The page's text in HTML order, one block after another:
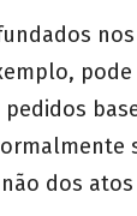
pedidos
dos